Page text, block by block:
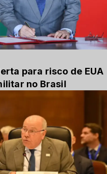
para risco de EUA
no Brasil